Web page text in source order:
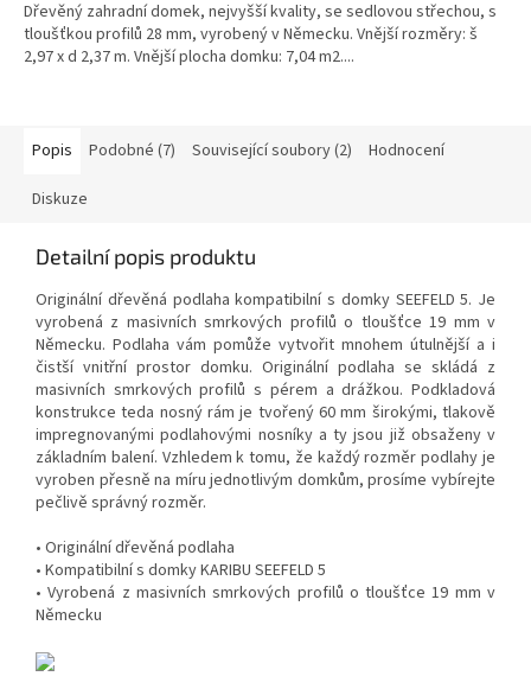
Dřevěný zahradní domek, nejvyšší kvality, se sedlovou střechou, s
tloušťkou profilů 28 mm, vyrobený v Německu. Vnější rozměry: š
2,97 x d 2,37 m. Vnější plocha domku: 7,04 m2....
Popis Podobné (7) Související soubory (2) Hodnocení
Diskuze
Detailní popis produktu
Originální dřevěná podlaha kompatibilní s domky SEEFELD 5. Je
vyrobená z masivních smrkových profilů o tloušťce 19 mm v
Německu. Podlaha vám pomůže vytvořit mnohem útulnější a i
čistší vnitřní prostor domku. Originální podlaha se skládá z
masivních smrkových profilů s pérem a drážkou. Podkladová
konstrukce teda nosný rám je tvořený 60 mm širokými, tlakově
impregnovanými podlahovými nosníky a ty jsou již obsaženy v
základním balení. Vzhledem k tomu, že každý rozměr podlahy je
vyroben přesně na míru jednotlivým domkům, prosíme vybírejte
pečlivě správný rozměr.
• Originální dřevěná podlaha
• Kompatibilní s domky KARIBU SEEFELD 5
• Vyrobená z masivních smrkových profilů o tloušťce 19 mm v
Německu